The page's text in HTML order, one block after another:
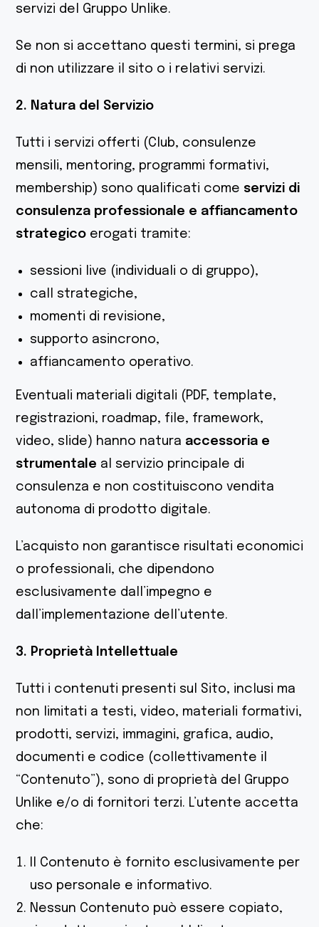
servizi del Gruppo Unlike.
Se non si accettano questi termini, si prega
di non utilizzare il sito o i relativi servizi.
2. Natura del Servizio
Tutti i servizi offerti (Club, consulenze
mensili, mentoring, programmi formativi,
membership) sono qualificati come servizi di
consulenza professionale e affiancamento
strategico erogati tramite:
sessioni live (individuali o di gruppo),
call strategiche,
momenti di revisione,
supporto asincrono,
affiancamento operativo.
Eventuali materiali digitali (PDF, template,
registrazioni, roadmap, file, framework,
video, slide) hanno natura accessoria e
strumentale al servizio principale di
consulenza e non costituiscono vendita
autonoma di prodotto digitale.
L’acquisto non garantisce risultati economici
o professionali, che dipendono
esclusivamente dall’impegno e
dall’implementazione dell’utente.
3. Proprietà Intellettuale
Tutti i contenuti presenti sul Sito, inclusi ma
non limitati a testi, video, materiali formativi,
prodotti, servizi, immagini, grafica, audio,
documenti e codice (collettivamente il
“Contenuto”), sono di proprietà del Gruppo
Unlike e/o di fornitori terzi. L’utente accetta
che:
Il Contenuto è fornito esclusivamente per
uso personale e informativo.
Nessun Contenuto può essere copiato,